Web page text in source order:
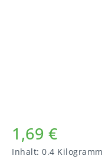
1,69 €
Inhalt: 0.4 Kilogramm